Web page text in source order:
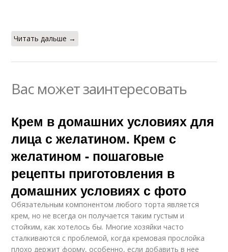
Читать дальше →
Вас может заинтересовать
Крем в домашних условиях для
лица с желатином. Крем с
желатином - пошаговые
рецепты приготовления в
домашних условиях с фото
Обязательным компонентом любого торта является
крем, но не всегда он получается таким густым и
стойким, как хотелось бы. Многие хозяйки часто
сталкиваются с проблемой, когда кремовая прослойка
плохо держит форму, особенно, если добавить в нее